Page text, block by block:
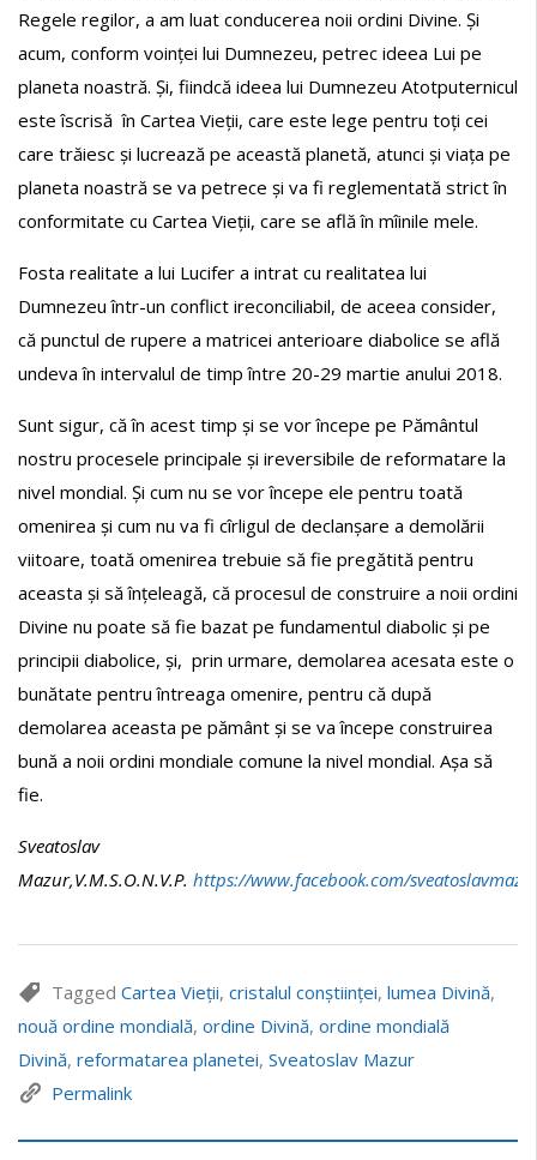
Regele regilor, a am luat conducerea noii ordini Divine. Și
acum, conform voinței lui Dumnezeu, petrec ideea Lui pe
planeta noastră. Și, fiindcă ideea lui Dumnezeu Atotputernicul
este îscrisă în Cartea Vieții, care este lege pentru toți cei
care trăiesc și lucrează pe această planetă, atunci și viața pe
planeta noastră se va petrece și va fi reglementată strict în
conformitate cu Cartea Vieții, care se află în mîinile mele.
Fosta realitate a lui Lucifer a intrat cu realitatea lui
Dumnezeu într-un conflict ireconciliabil, de aceea consider,
că punctul de rupere a matricei anterioare diabolice se află
undeva în intervalul de timp între 20-29 martie anului 2018.
Sunt sigur, că în acest timp și se vor începe pe Pământul
nostru procesele principale și ireversibile de reformatare la
nivel mondial. Și cum nu se vor începe ele pentru toată
omenirea și cum nu va fi cîrligul de declanșare a demolării
viitoare, toată omenirea trebuie să fie pregătită pentru
aceasta și să înțeleagă, că procesul de construire a noii ordini
Divine nu poate să fie bazat pe fundamentul diabolic și pe
principii diabolice, și, prin urmare, demolarea acesata este o
bunătate pentru întreaga omenire, pentru că după
demolarea aceasta pe pământ și se va începe construirea
bună a noii ordini mondiale comune la nivel mondial. Așa să
fie.
Sveatoslav
Mazur,V.M.S.O.N.V.P. https://www.facebook.com/
Tagged Cartea Vieții, cristalul conștiinței, lumea Divină,
nouă ordine mondială, ordine Divină, ordine mondială
Divină, reformatarea planetei, Sveatoslav Mazur
Permalink